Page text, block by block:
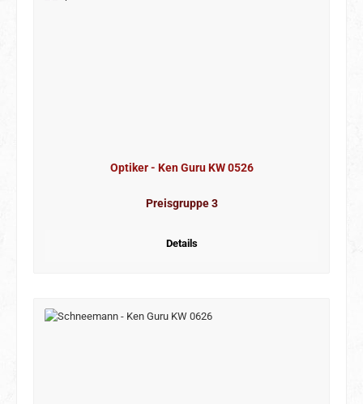
Optiker - Ken Guru KW 0526
Preisgruppe 3
Details